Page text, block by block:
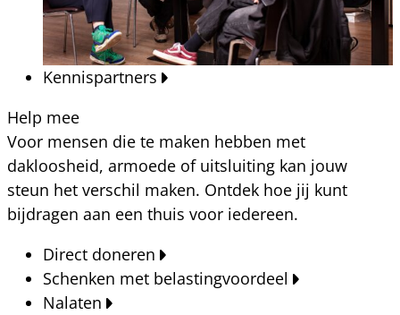
Kennispartners
Help mee
Voor mensen die te maken hebben met
dakloosheid, armoede of uitsluiting kan jouw
steun het verschil maken. Ontdek hoe jij kunt
bijdragen aan een thuis voor iedereen.
Direct doneren
Schenken met belastingvoordeel
Nalaten